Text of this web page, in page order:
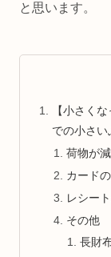
と思います。
【小さく
での小さ
荷物が
カード
レシー
その他
長財